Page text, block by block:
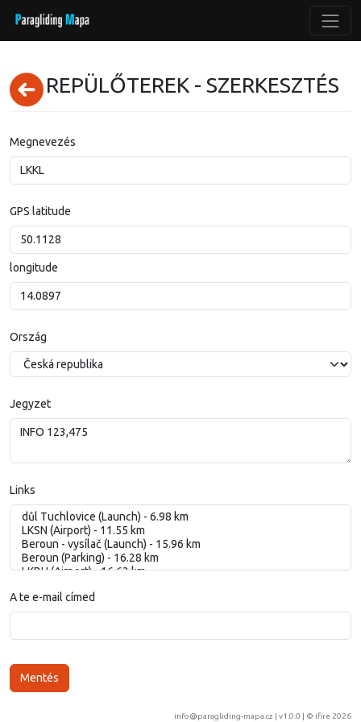
REPÜLŐTEREK - SZERKESZTÉS
Megnevezés
GPS latitude
longitude
Ország
Jegyzet
Links
A te e-mail címed
info@paragliding-mapa.cz | v1.0.0 | © ifire 2026